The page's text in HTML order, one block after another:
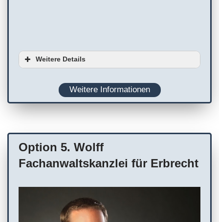
Weitere Details
Ausstattung
Onlinetermine
WC
Terminvereinbarung empfohlen
Weitere Informationen
Option 5. Wolff
Fachanwaltskanzlei für Erbrecht